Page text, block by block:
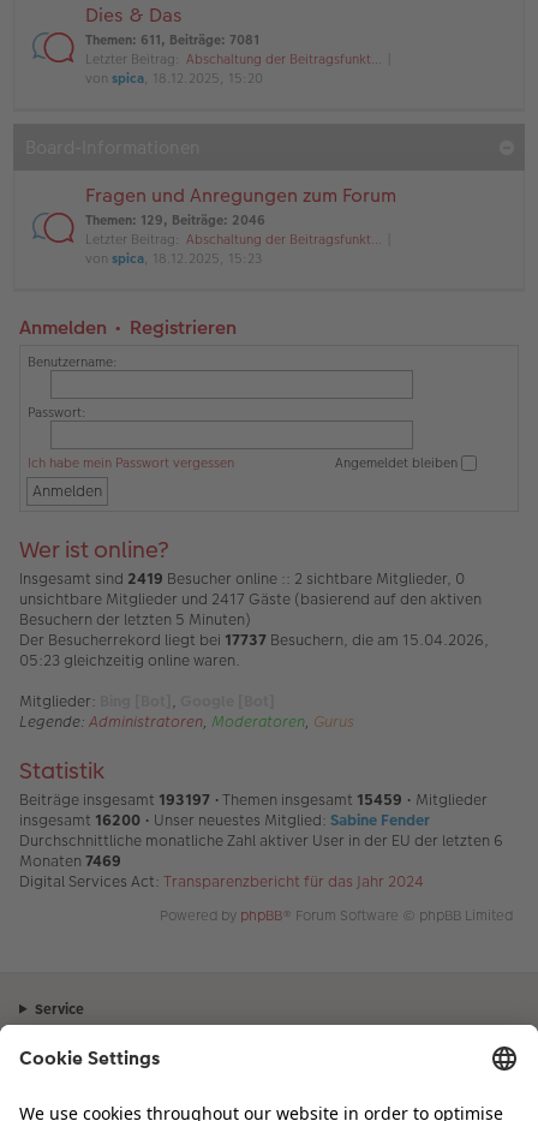
Dies & Das
Themen: 611, Beiträge: 7081
Letzter Beitrag: Abschaltung der Beitragsfunkt…
von spica, 18.12.2025, 15:20
Fragen und Anregungen zum Forum
Themen: 129, Beiträge: 2046
Letzter Beitrag: Abschaltung der Beitragsfunkt…
von spica, 18.12.2025, 15:23
Anmelden • Registrieren
Benutzername:
Passwort:
Ich habe mein Passwort vergessen Angemeldet bleiben
Wer ist online?
Insgesamt sind 2419 Besucher online :: 2 sichtbare Mitglieder, 0
unsichtbare Mitglieder und 2417 Gäste (basierend auf den aktiven
Besuchern der letzten 5 Minuten)
Der Besucherrekord liegt bei 17737 Besuchern, die am 15.04.2026,
05:23 gleichzeitig online waren.
Mitglieder:
,
Legende: Administratoren, Moderatoren, Gurus
Statistik
Beiträge insgesamt 193197 • Themen insgesamt 15459 • Mitglieder
insgesamt 16200 • Unser neuestes Mitglied: Sabine Fender
Durchschnittliche monatliche Zahl aktiver User in der EU der letzten 6
Monaten 7469
Digital Services Act: Transparenzbericht für das Jahr 2024
Powered by phpBB® Forum Software © phpBB Limited
Service